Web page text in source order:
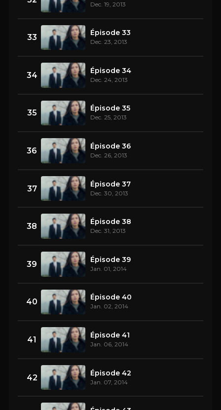
Dec. 19, 2013
33 Épisode 33
Dec. 23, 2013
34 Épisode 34
Dec. 24, 2013
35 Épisode 35
Dec. 25, 2013
36 Épisode 36
Dec. 26, 2013
37 Épisode 37
Dec. 30, 2013
38 Épisode 38
Dec. 31, 2013
39 Épisode 39
Jan. 01, 2014
40 Épisode 40
Jan. 02, 2014
41 Épisode 41
Jan. 06, 2014
42 Épisode 42
Jan. 07, 2014